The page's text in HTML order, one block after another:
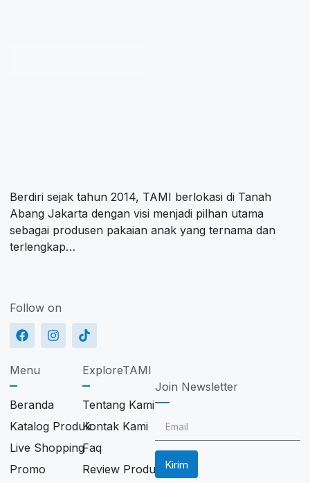
Berdiri sejak tahun 2014, TAMI berlokasi di Tanah
Abang Jakarta dengan visi menjadi pilhan utama
sebagai produsen pakaian anak yang ternama dan
terlengkap…
Follow on
Menu
Beranda
Katalog Produk
Live Shopping
Promo
ExploreTAMI
Tentang Kami
Kontak Kami
Faq
Review Produk
Join Newsletter
Kirim